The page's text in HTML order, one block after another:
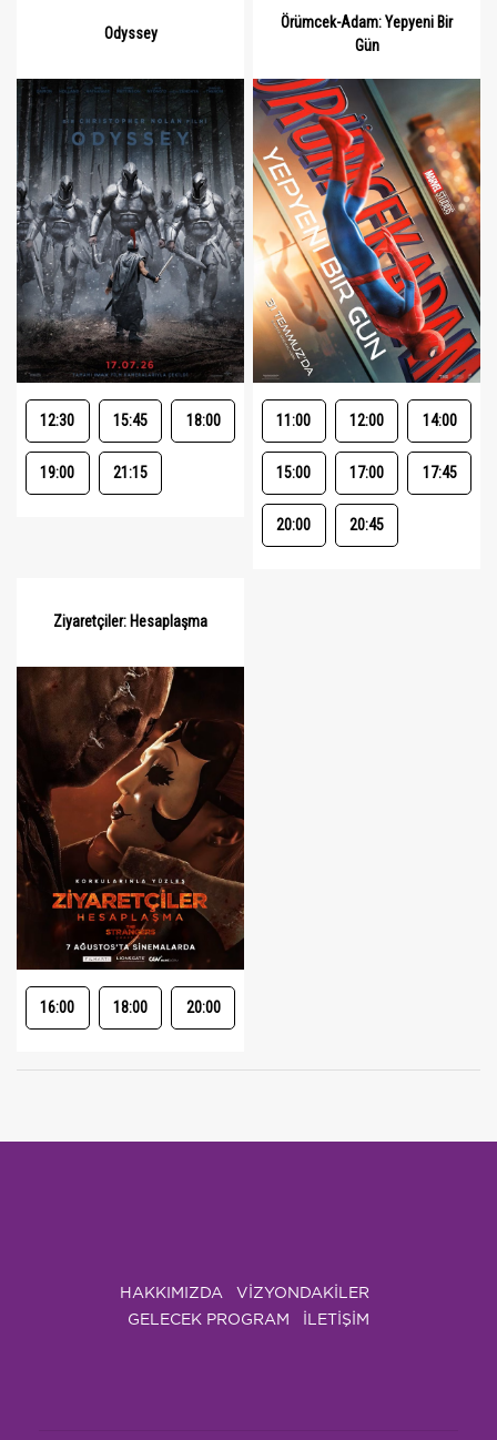
Odyssey
12:30 15:45 18:00
19:00 21:15
Örümcek-Adam: Yepyeni Bir
Gün
11:00 12:00 14:00
15:00 17:00 17:45
20:00 20:45
Ziyaretçiler: Hesaplaşma
16:00 18:00 20:00
HAKKIMIZDA
VIZYONDAKILER
GELECEK PROGRAM
İLETİŞİM